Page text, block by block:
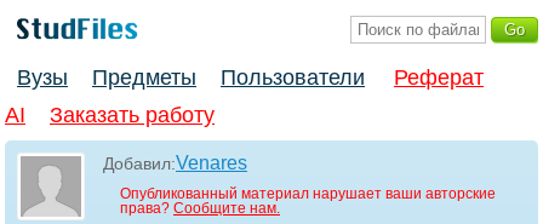
Вузы Предметы Пользователи
Реферат
AI
Заказать работу
Добавил:Venares
Опубликованный материал нарушает ваши авторские
права? Сообщите нам.